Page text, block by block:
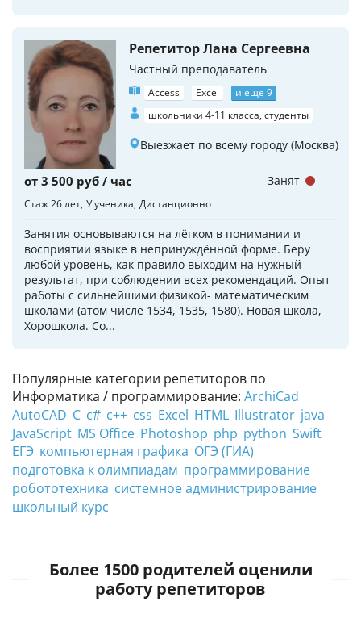
Популярные категории репетиторов по
Информатика / программирование: ArchiCad
AutoCAD C c# c++ css Excel HTML Illustrator java
JavaScript MS Office Photoshop php python Swift
ЕГЭ компьютерная графика ОГЭ (ГИА)
подготовка к олимпиадам программирование
робототехника системное администрирование
школьный курс
Репетитор Лана Сергеевна
Частный преподаватель
Access Excel
и еще 9
школьники 4-11 класса, студенты
Выезжает по всему городу (Москва)
от 3 500 руб / час
Стаж 26 лет У ученика Дистанционно
Занятия основываются на лёгком в понимании и
восприятии языке в непринуждённой форме. Беру
любой уровень, как правило выходим на нужный
результат, при соблюдении всех рекомендаций. Опыт
работы с сильнейшими физикой- математическим
школами (атом числе 1534, 1535, 1580). Новая школа,
Хорошкола. Со...
Занят
Более 1500 родителей оценили
работу репетиторов